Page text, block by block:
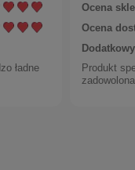
ładne
Ocena
Ocena
Produkt